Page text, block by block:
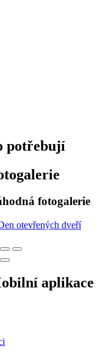
potřebují
fotogalerie
aplikace